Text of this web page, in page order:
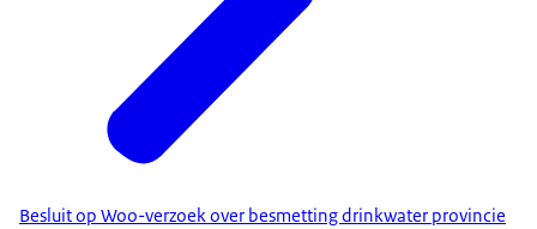
Besluit op Woo-verzoek over besmetting drinkwater provincie